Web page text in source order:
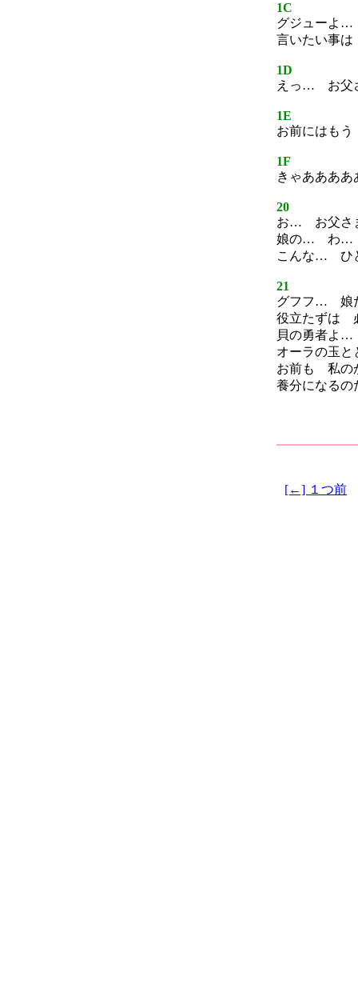
1C
グジューよ…
言いたい事
1D
えっ… お
1E
お前にはも
1F
きゃあああ
20
お… お父
娘の… わ…
こんな…
21
グフフ… 娘
役立たずは
貝の勇者よ…
オーラの玉
お前も 私の
養分になる
[←] １つ前